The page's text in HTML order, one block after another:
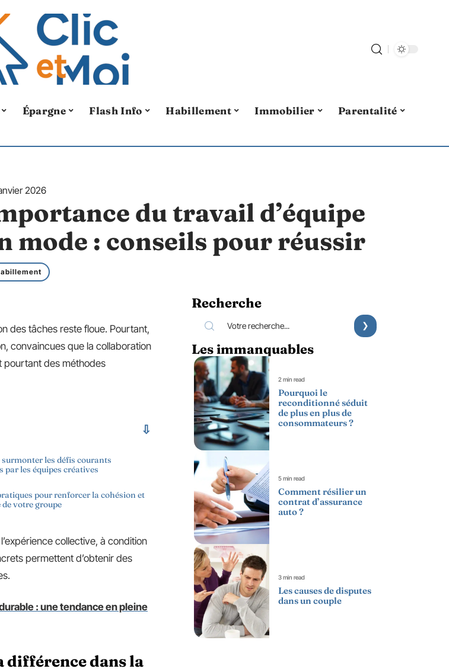
Épargne Flash Info Habillement Immobilier
Parentalité
2026
du travail d’équipe
mode : conseils pour réussir
des tâches reste floue. Pourtant,
convaincues que la collaboration
pourtant des méthodes
les défis courants
par les équipes créatives
pour renforcer la cohésion et
votre groupe
collective, à condition
permettent d’obtenir des
: une tendance en pleine
différence dans la
Recherche
Les immanquables
2 min read
Pourquoi le
reconditionné séduit
de plus en plus de
consommateurs ?
5 min read
Comment résilier un
contrat d’assurance
auto ?
3 min read
Les causes de disputes
dans un couple